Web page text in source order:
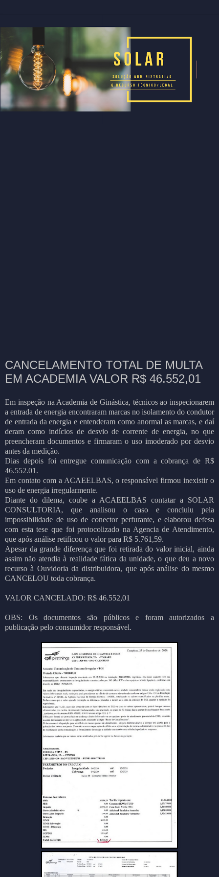
CANCELAMENTO TOTAL DE MULTA
EM ACADEMIA VALOR R$ 46.552,01
Em inspeção na Academia de Ginástica, técnicos ao inspecionarem
a entrada de energia encontraram marcas no isolamento do condutor
de entrada da energia e entenderam como anormal as marcas, e daí
deram como indícios de desvio de corrente de energia, no que
preencheram documentos e firmaram o uso imoderado por desvio
antes da medição.
Dias depois foi entregue comunicação com a cobrança de R$
46.552.01.
Em contato com a ACAEELBAS, o responsável firmou inexistir o
uso de energia irregularmente.
Diante do dilema, coube a ACAEELBAS contatar a SOLAR
CONSULTORIA, que analisou o caso e concluiu pela
impossibilidade de uso de conector perfurante, e elaborou defesa
com esta tese que foi protocolizado na Agencia de Atendimento,
que após análise retificou o valor para R$ 5.761,59.
Apesar da grande diferença que foi retirada do valor inicial, ainda
assim não atendia à realidade fática da unidade, o que deu a novo
recurso à Ouvidoria da distribuidora, que após análise do mesmo
CANCELOU toda cobrança.
VALOR CANCELADO: R$ 46.552,01
OBS: Os documentos são públicos e foram autorizados a
publicação pelo consumidor responsável.